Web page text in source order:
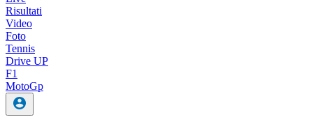
Risultati
Video
Foto
Tennis
Drive UP
F1
MotoGp